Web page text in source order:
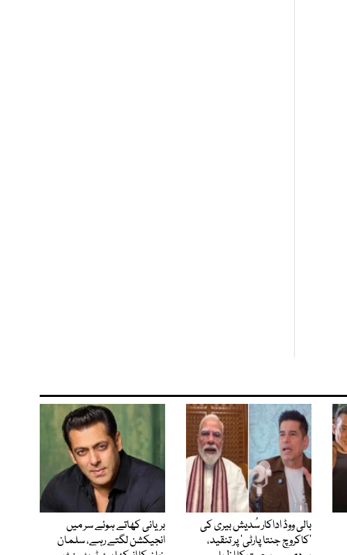
بالی ووڈ اداکار سُدیش بیری کی
’کاکروچ جنتا پارٹی‘ پر تنقید،
بریانی کھاتے ہوئے سر میں
انجیکشن لگتے رہے، سلمان